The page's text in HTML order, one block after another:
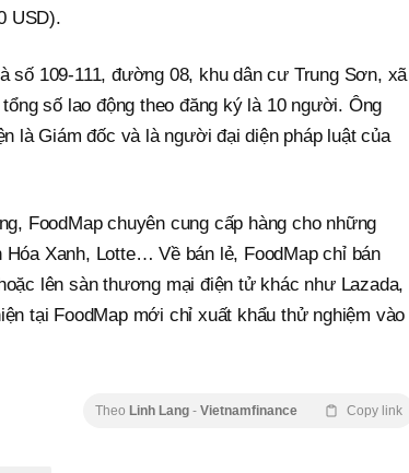
USD).
số 109-111, đường 08, khu dân cư Trung Sơn, xã
số lao động theo đăng ký là 10 người. Ông
là Giám đốc và là người đại diện pháp luật của
FoodMap chuyên cung cấp hàng cho những
Xanh, Lotte… Về bán lẻ, FoodMap chỉ bán
lên sàn thương mại điện tử khác như Lazada,
tại FoodMap mới chỉ xuất khẩu thử nghiệm vào
Theo Linh Lang - Vietnamfinance Copy link